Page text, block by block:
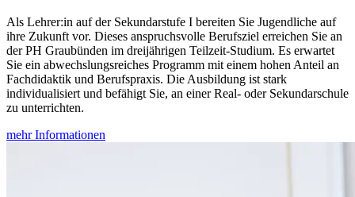
Als Lehrer:in auf der Sekundarstufe I bereiten Sie Jugendliche auf
ihre Zukunft vor. Dieses anspruchsvolle Berufsziel erreichen Sie an
der PH Graubünden im dreijährigen Teilzeit-Studium. Es erwartet
Sie ein abwechslungsreiches Programm mit einem hohen Anteil an
Fachdidaktik und Berufspraxis. Die Ausbildung ist stark
individualisiert und befähigt Sie, an einer Real- oder Sekundarschule
zu unterrichten.
mehr Informationen